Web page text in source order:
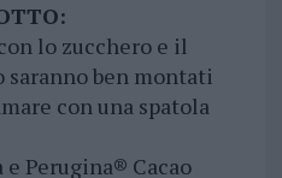
lo zucchero e il
saranno ben montati
con una spatola
Perugina® Cacao